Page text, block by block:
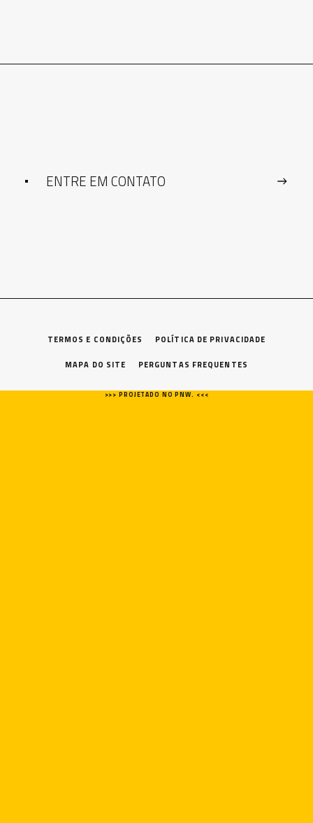
ENTRE EM CONTATO
TERMOS E CONDIÇÕES POLÍTICA DE PRIVACIDADE
MAPA DO SITE PERGUNTAS FREQUENTES
>>> PROJETADO NO PNW. <<<